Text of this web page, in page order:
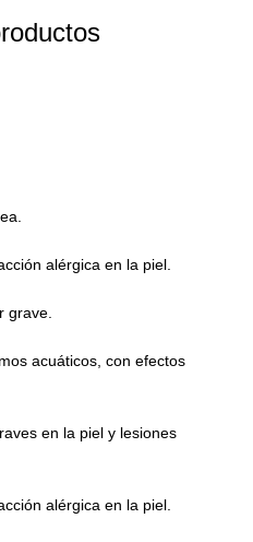
alérgica en la piel.
grave.
acuáticos, con efectos
en la piel y lesiones
alérgica en la piel.